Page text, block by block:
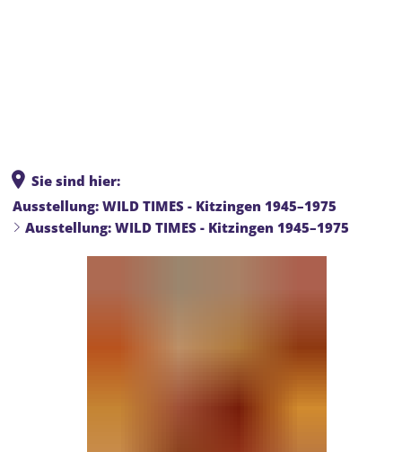
Sie sind hier:
Ausstellung: WILD TIMES - Kitzingen 1945–1975
Ausstellung: WILD TIMES - Kitzingen 1945–1975